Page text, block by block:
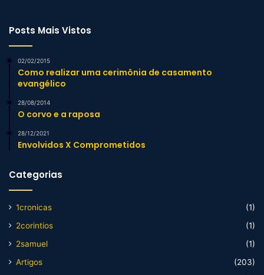
Posts Mais Vistos
02/02/2015
Como realizar uma cerimônia de casamento
evangélico
28/08/2014
O corvo e a raposa
28/12/2021
Envolvidos X Comprometidos
Categorias
1cronicas
(1)
2corintios
(1)
2samuel
(1)
Artigos
(203)